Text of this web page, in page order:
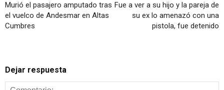
Murió el pasajero amputado tras
el vuelco de Andesmar en Altas
Cumbres
Fue a ver a su hijo y la pareja de
su ex lo amenazó con una
pistola, fue detenido
Dejar respuesta